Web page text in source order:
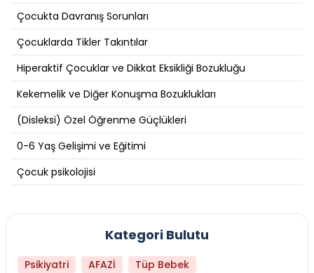
Çocukta Davranış Sorunları
Çocuklarda Tikler Takıntılar
Hiperaktif Çocuklar ve Dikkat Eksikliği Bozukluğu
Kekemelik ve Diğer Konuşma Bozuklukları
(Disleksi) Özel Öğrenme Güçlükleri
0-6 Yaş Gelişimi ve Eğitimi
Çocuk psikolojisi
Kategori Bulutu
Psikiyatri AFAZİ
Tüp Bebek